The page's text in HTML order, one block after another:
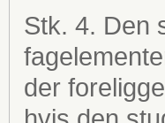
Stk. 4. Den
der